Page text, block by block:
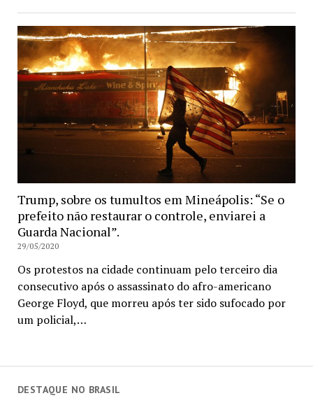
DESTAQUE NO BRASIL
Trump, sobre os tumultos em Mineápolis: “Se o
prefeito não restaurar o controle, enviarei a
Guarda Nacional”.
29/05/2020
Os protestos na cidade continuam pelo terceiro dia
consecutivo após o assassinato do afro-americano
George Floyd, que morreu após ter sido sufocado por
um policial,…